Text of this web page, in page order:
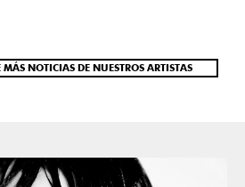
MÁS NOTICIAS DE NUESTROS ARTISTAS